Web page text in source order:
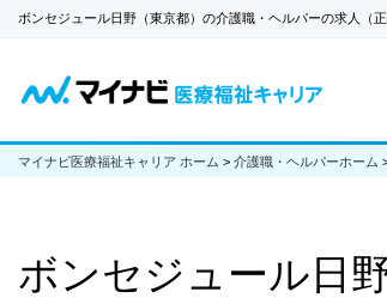
ボンセジュール日野（東京都）の介護職・ヘルパーの求人（正
マイナビ医療福祉キャリア ホーム > 介護職・ヘルパーホーム
ボンセジュール日